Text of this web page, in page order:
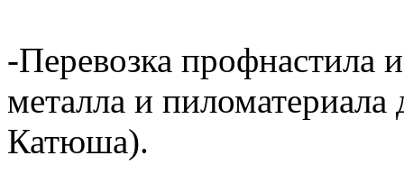
-Перевозка профнастила
металла и
Катюша).